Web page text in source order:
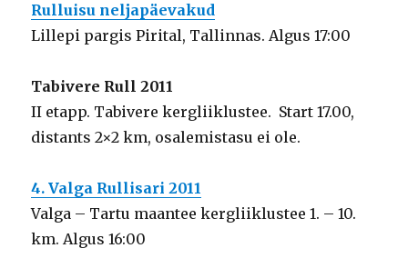
Rulluisu neljapäevakud
Lillepi pargis Pirital, Tallinnas. Algus 17:00
Tabivere Rull 2011
II etapp. Tabivere kergliiklustee. Start 17.00,
distants 2×2 km, osalemistasu ei ole.
4. Valga Rullisari 2011
Valga – Tartu maantee kergliiklustee 1. – 10.
km. Algus 16:00